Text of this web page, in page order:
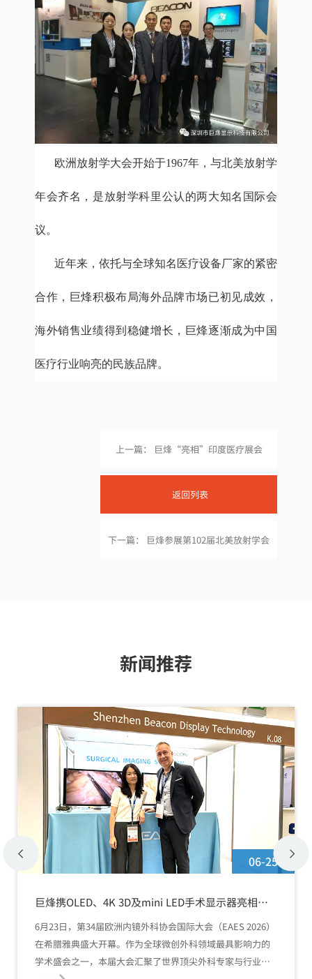
欧洲放射学大会开始于1967年，与北美放射学
年会齐名，是放射学科里公认的两大知名国际会
议。
近年来，依托与全球知名医疗设备厂家的紧密
合作，巨烽积极布局海外品牌市场已初见成效，
海外销售业绩得到稳健增长，巨烽逐渐成为中国
医疗行业响亮的民族品牌。
上一篇： 巨烽“亮相”印度医疗展会
返回列表
下一篇： 巨烽参展第102届北美放射学会
新闻推荐
06-25
巨烽携OLED、4K 3D及mini LED手术显示器亮相
6月23日，第34届欧洲内镜外科协会国际大会（EAES 2026）
在希腊雅典盛大开幕。作为全球微创外科领域最具影响力的
学术盛会之一，本届大会汇聚了世界顶尖外科专家与行业先